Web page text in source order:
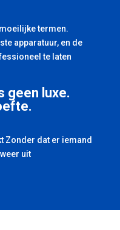
termen.
apparatuur, en de
te laten
geen luxe.
Zonder dat er iemand
uit